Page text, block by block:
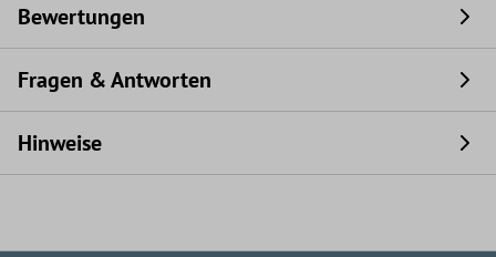
Bewertungen
Fragen & Antworten
Hinweise